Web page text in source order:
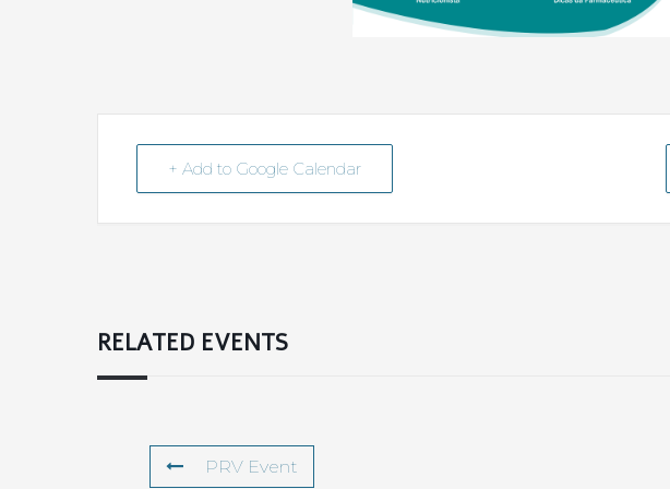
+ Add to Google Calendar
RELATED EVENTS
PRV Event